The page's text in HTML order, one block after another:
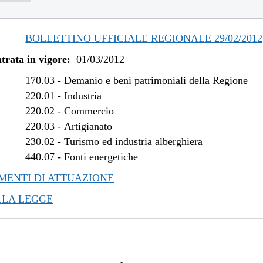
al 05/11/2021
al 25/02/2021
al 12/03/2020
al 10/07/2019
2016 al 31/12/2018
2015 al 12/08/2016
2014 al 22/07/2015
2014 al 07/08/2014
2014 al 21/05/2014
al 27/03/2014
al 11/12/2013
al 13/08/2013
BOLLETTINO UFFICIALE REGIONALE 29/02/
in vigore: 01/03/2012
170.03 -Demanio e beni patrimoniali della Regione
220.01 -Industria
220.02 -Commercio
220.03 -Artigianato
230.02 -Turismo ed industria alberghiera
440.07 -Fonti energetiche
DI ATTUAZIONE
LEGGE